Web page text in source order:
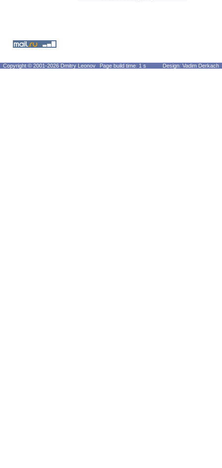
Copyright © 2001-2026 Dmitry Leonov Page build time: 1 s Design: Vadim Derkach